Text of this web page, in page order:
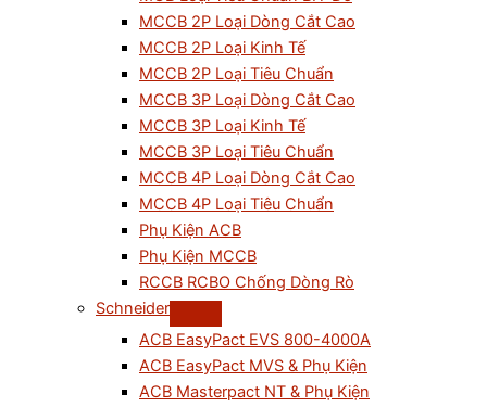
MCCB 2P Loại Dòng Cắt Cao
MCCB 2P Loại Kinh Tế
MCCB 2P Loại Tiêu Chuẩn
MCCB 3P Loại Dòng Cắt Cao
MCCB 3P Loại Kinh Tế
MCCB 3P Loại Tiêu Chuẩn
MCCB 4P Loại Dòng Cắt Cao
MCCB 4P Loại Tiêu Chuẩn
Phụ Kiện ACB
Phụ Kiện MCCB
RCCB RCBO Chống Dòng Rò
Schneider
ACB EasyPact EVS 800-4000A
ACB EasyPact MVS & Phụ Kiện
ACB Masterpact NT & Phụ Kiện